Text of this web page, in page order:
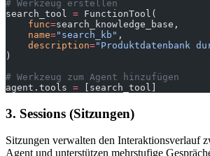
# Werkzeug erstellen
search_tool = FunctionTool(
    func
=search_knowledge_base,
    name
="search_kb" ,
    description
="Produktdatenbank
)
# Werkzeug zum Agent hinzufügen
agent.tools = [search_tool]
3. Sessions (Sitzungen)
Sitzungen verwalten den Interaktionsverlauf
Agent und unterstützen mehrstufige